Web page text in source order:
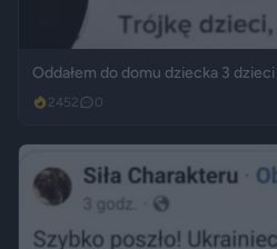
Oddałem do domu dziecka 3 dzieci
2452 0